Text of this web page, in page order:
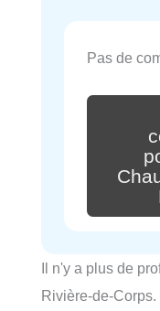
Pas de
Il n'y a plus de
Rivière-de-